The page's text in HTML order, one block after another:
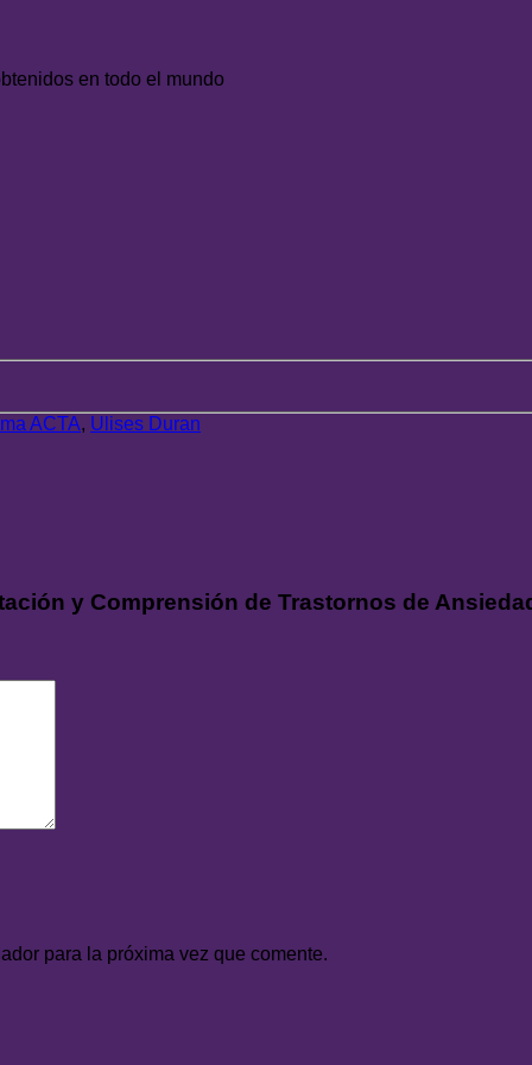
en todo el mundo
ACTA, Ulises Duran
y Comprensión de Trastornos de
para la próxima vez que comente.